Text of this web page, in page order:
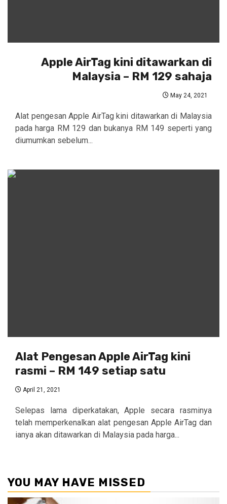
Apple AirTag kini ditawarkan di
Malaysia – RM 129 sahaja
May 24, 2021
Alat pengesan Apple AirTag kini ditawarkan di Malaysia
pada harga RM 129 dan bukanya RM 149 seperti yang
diumumkan sebelum...
Alat Pengesan Apple AirTag kini
rasmi – RM 149 setiap satu
April 21, 2021
Selepas lama diperkatakan, Apple secara rasminya
telah memperkenalkan alat pengesan Apple AirTag dan
ianya akan ditawarkan di Malaysia pada harga...
YOU MAY HAVE MISSED